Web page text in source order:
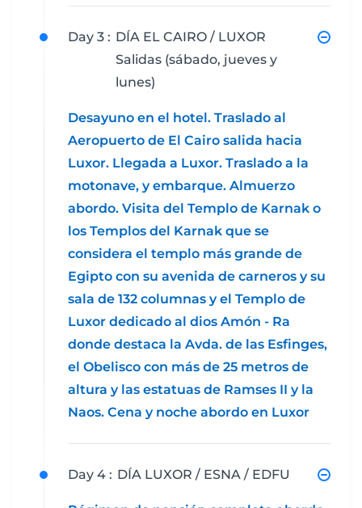
Day 3 : DÍA EL CAIRO / LUXOR
Salidas (sábado, jueves y
lunes)
Desayuno en el hotel. Traslado al
Aeropuerto de El Cairo salida hacia
Luxor. Llegada a Luxor. Traslado a la
motonave, y embarque. Almuerzo
abordo. Visita del Templo de Karnak o
los Templos del Karnak que se
considera el templo más grande de
Egipto con su avenida de carneros y su
sala de 132 columnas y el Templo de
Luxor dedicado al dios Amón - Ra
donde destaca la Avda. de las Esfinges,
el Obelisco con más de 25 metros de
altura y las estatuas de Ramses II y la
Naos. Cena y noche abordo en Luxor
Day 4 : DÍA LUXOR / ESNA / EDFU